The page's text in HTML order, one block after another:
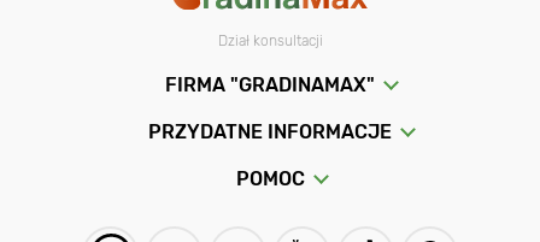
Dział konsultacji
FIRMA "GRADINAMAX"
PRZYDATNE INFORMACJE
POMOC